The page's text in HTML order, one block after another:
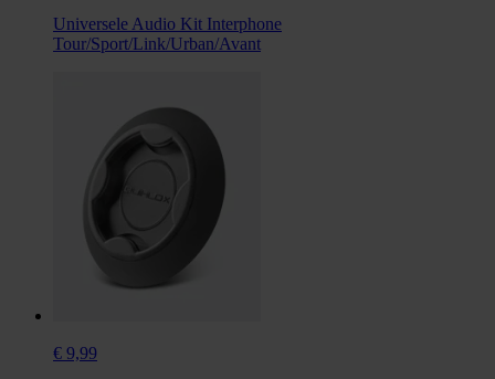
Universele Audio Kit Interphone
Tour/Sport/Link/Urban/Avant
€ 9,99